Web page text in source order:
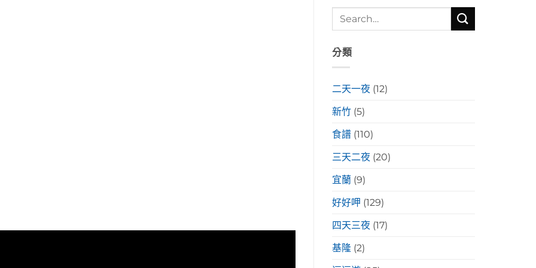
分類
二天一夜 (12)
新竹 (5)
食譜 (110)
三天二夜 (20)
宜蘭 (9)
好好呷 (129)
四天三夜 (17)
基隆 (2)